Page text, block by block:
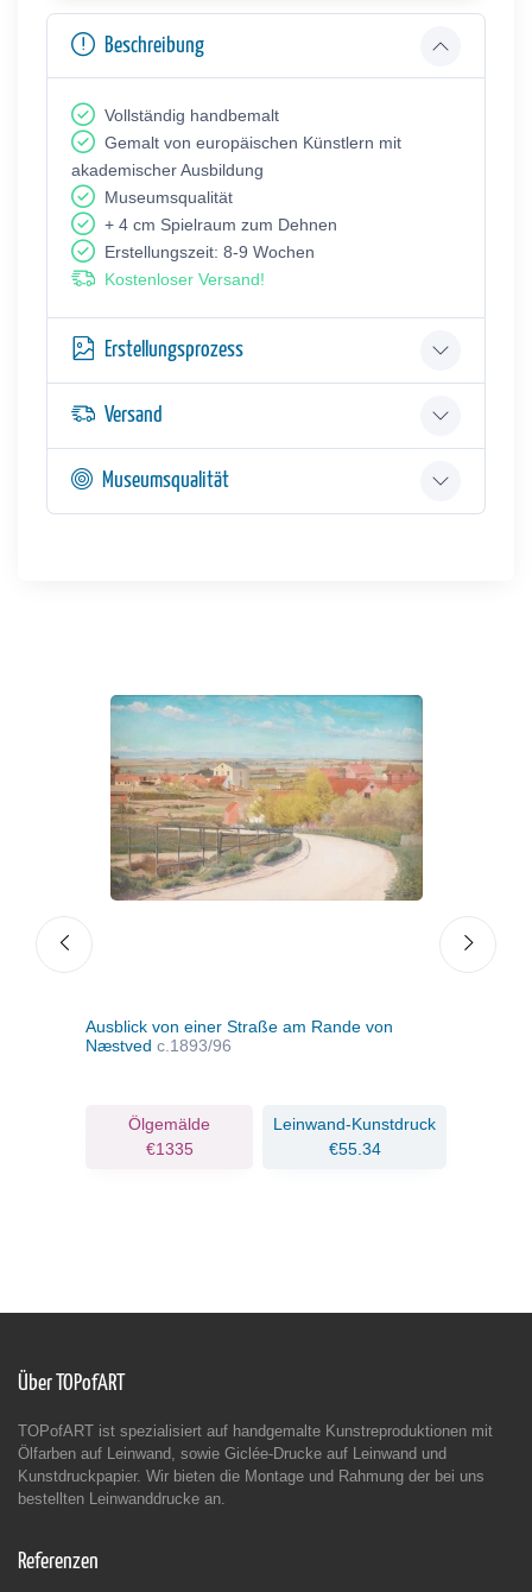
Beschreibung
Vollständig handbemalt
Gemalt von europäischen Künstlern mit
akademischer Ausbildung
Museumsqualität
+ 4 cm Spielraum zum Dehnen
Erstellungszeit: 8-9 Wochen
Kostenloser Versand!
Erstellungsprozess
Versand
Museumsqualität
Ausblick von einer Straße am Rande von
Næstved c.1893/96
Ölgemälde
€1335
Leinwand-Kunstdruck
€55.34
Über TOPofART
TOPofART ist spezialisiert auf handgemalte Kunstreproduktionen mit
Ölfarben auf Leinwand, sowie Giclée-Drucke auf Leinwand und
Kunstdruckpapier. Wir bieten die Montage und Rahmung der bei uns
bestellten Leinwanddrucke an.
Referenzen